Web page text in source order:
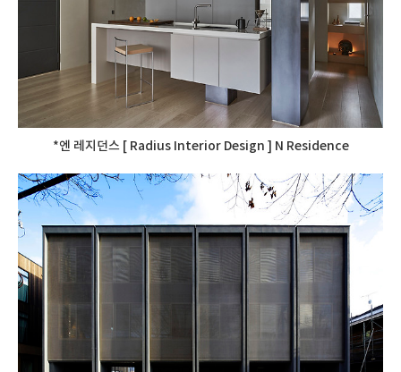
*엔 레지던스 [ Radius Interior Design ] N Residence